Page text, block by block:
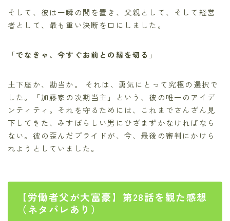
そして、彼は一瞬の間を置き、父親として、そして経営
者として、最も重い決断を口にしました。
「でなきゃ、今すぐお前との縁を切る 」
土下座か、勘当か。 それは、勇気にとって究極の選択で
した。「加藤家の次期当主」という、彼の唯一のアイデ
ンティティ。それを守るためには、これまでさんざん見
下してきた、みすぼらしい男にひざまずかなければなら
ない。彼の歪んだプライドが、今、最後の審判にかけら
れようとしていました。
【労働者父が大富豪】第28話を観た感想
（ネタバレあり）